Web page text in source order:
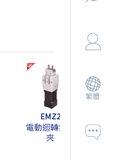
EMZ2
電動迴轉氣動
夾
繁體